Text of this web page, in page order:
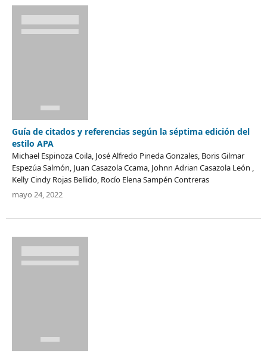
Guía de citados y referencias según la séptima edición del
estilo APA
Michael Espinoza Coila, José Alfredo Pineda Gonzales, Boris Gilmar
Espezúa Salmón, Juan Casazola Ccama, Johnn Adrian Casazola León ,
Kelly Cindy Rojas Bellido, Rocío Elena Sampén Contreras
mayo 24, 2022